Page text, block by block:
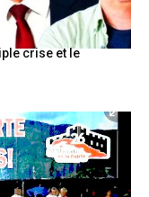
crise et le